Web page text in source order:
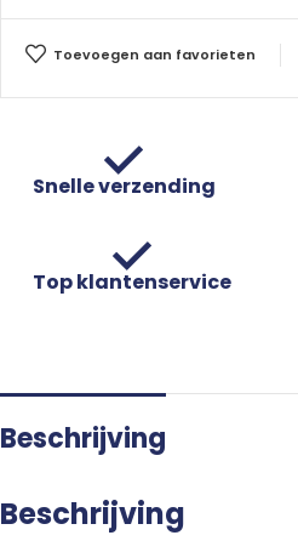
Toevoegen aan favorieten
Snelle verzending
Top klantenservice
Beschrijving
Beschrijving